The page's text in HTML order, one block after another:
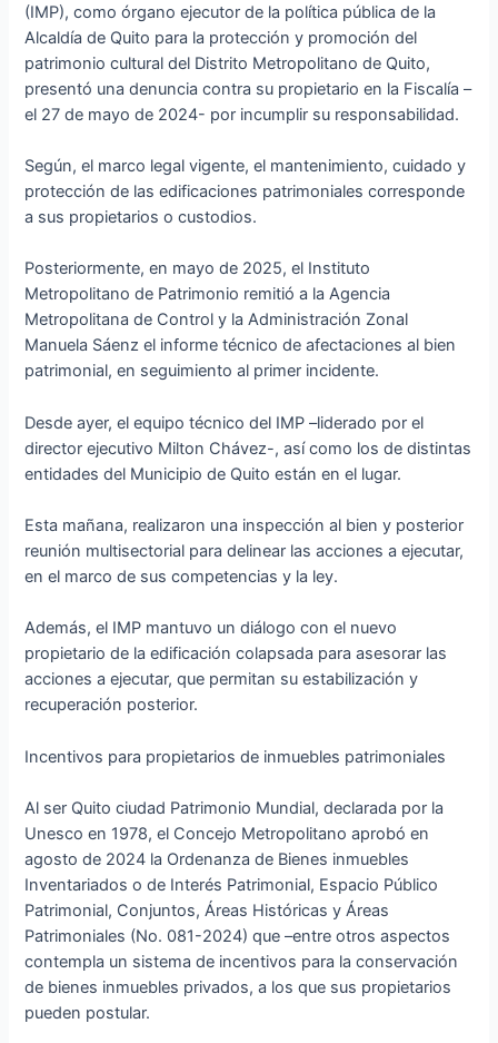
(IMP), como órgano ejecutor de la política pública de la
Alcaldía de Quito para la protección y promoción del
patrimonio cultural del Distrito Metropolitano de Quito,
presentó una denuncia contra su propietario en la Fiscalía –
el 27 de mayo de 2024- por incumplir su responsabilidad.
Según, el marco legal vigente, el mantenimiento, cuidado y
protección de las edificaciones patrimoniales corresponde
a sus propietarios o custodios.
Posteriormente, en mayo de 2025, el Instituto
Metropolitano de Patrimonio remitió a la Agencia
Metropolitana de Control y la Administración Zonal
Manuela Sáenz el informe técnico de afectaciones al bien
patrimonial, en seguimiento al primer incidente.
Desde ayer, el equipo técnico del IMP –liderado por el
director ejecutivo Milton Chávez-, así como los de distintas
entidades del Municipio de Quito están en el lugar.
Esta mañana, realizaron una inspección al bien y posterior
reunión multisectorial para delinear las acciones a ejecutar,
en el marco de sus competencias y la ley.
Además, el IMP mantuvo un diálogo con el nuevo
propietario de la edificación colapsada para asesorar las
acciones a ejecutar, que permitan su estabilización y
recuperación posterior.
Incentivos para propietarios de inmuebles patrimoniales
Al ser Quito ciudad Patrimonio Mundial, declarada por la
Unesco en 1978, el Concejo Metropolitano aprobó en
agosto de 2024 la Ordenanza de Bienes inmuebles
Inventariados o de Interés Patrimonial, Espacio Público
Patrimonial, Conjuntos, Áreas Históricas y Áreas
Patrimoniales (No. 081-2024) que –entre otros aspectos
contempla un sistema de incentivos para la conservación
de bienes inmuebles privados, a los que sus propietarios
pueden postular.